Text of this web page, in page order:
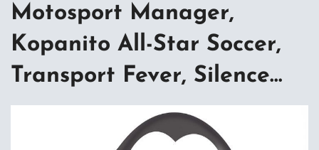
Motosport Manager,
Kopanito All-Star Soccer,
Transport Fever, Silence…